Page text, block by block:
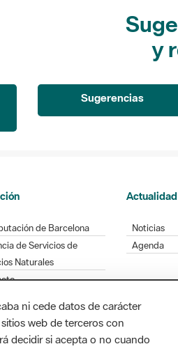
y
de Servicios de
Naturales
Agenda
de Barcelona. Edifici Llacuna, 1a
ni cede datos de carácter
web de terceros con
decidir si acepta o no cuando